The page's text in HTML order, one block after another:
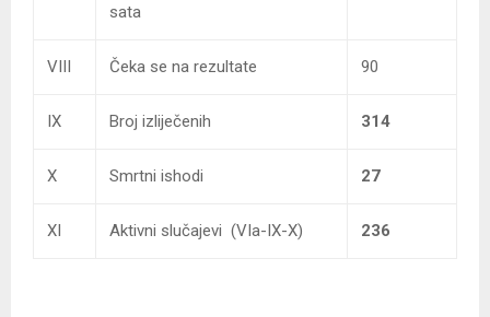
sata
VIII Čeka se na rezultate 90
IX Broj izliječenih 314
X Smrtni ishodi 27
XI Aktivni slučajevi (VIa-IX-X) 236